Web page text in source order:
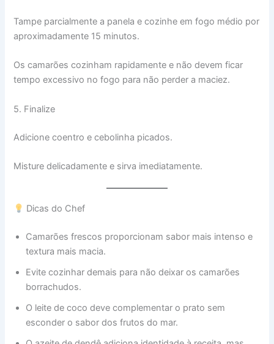
Tampe parcialmente a panela e cozinhe em fogo médio por
aproximadamente 15 minutos.
Os camarões cozinham rapidamente e não devem ficar
tempo excessivo no fogo para não perder a maciez.
5. Finalize
Adicione coentro e cebolinha picados.
Misture delicadamente e sirva imediatamente.
Dicas do Chef
Camarões frescos proporcionam sabor mais intenso e
textura mais macia.
Evite cozinhar demais para não deixar os camarões
borrachudos.
O leite de coco deve complementar o prato sem
esconder o sabor dos frutos do mar.